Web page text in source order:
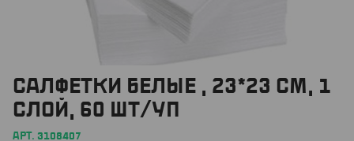
САЛФЕТКИ БЕЛЫЕ , 23*23 СМ, 1
СЛОЙ, 60 ШТ/УП
АРТ. 3108407